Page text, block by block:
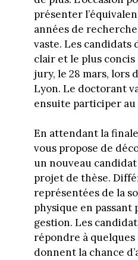
présenter
années de
vaste. Les
clair et le plus
jury, le 28 mars, lors
Lyon. Le doctorant
ensuite participer
En attendant la
vous propose de
un nouveau
projet de thèse.
représentées de la
physique en passant
gestion. Les
répondre à
donnent la chance